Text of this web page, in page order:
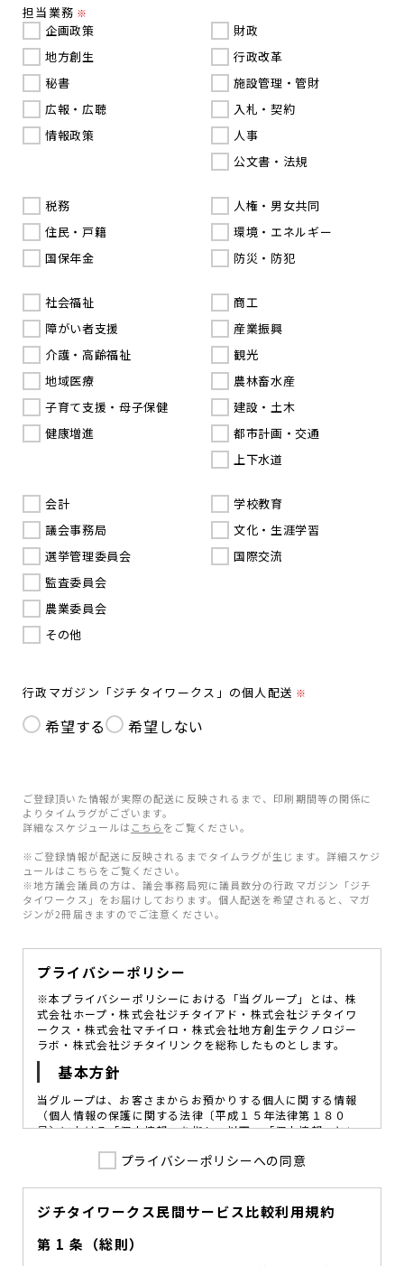
担当業務 ※
企画政策
地方創生
秘書
広報・広聴
情報政策
財政
行政改革
施設管理・管財
入札・契約
人事
公文書・法規
税務
住民・戸籍
国保年金
人権・男女共同
環境・エネルギー
防災・防犯
社会福祉
障がい者支援
介護・高齢福祉
地域医療
子育て支援・母子保健
健康増進
商工
産業振興
観光
農林畜水産
建設・土木
都市計画・交通
上下水道
会計
議会事務局
選挙管理委員会
監査委員会
農業委員会
その他
学校教育
文化・生涯学習
国際交流
行政マガジン「ジチタイワークス」の個人配送 ※
希望する 希望しない
ご登録頂いた情報が実際の配送に反映されるまで、印刷期間等の関係に
よりタイムラグがございます。
詳細なスケジュールは こちら をご覧ください。
※ご登録情報が配送に反映されるまでタイムラグが生じます。詳細スケジ
ュールはこちらをご覧ください。
※地方議会議員の方は、議会事務局宛に議員数分の行政マガジン「ジチ
タイワークス」をお届けしております。個人配送を希望されると、マガ
ジンが2冊届きますのでご注意ください。
プライバシーポリシー
※本プライバシーポリシーにおける「当グループ」とは、株
式会社ホープ・株式会社ジチタイアド・株式会社ジチタイワ
ークス・株式会社マチイロ・株式会社地方創生テクノロジー
ラボ・株式会社ジチタイリンクを総称したものとします。
基本方針
当グループは、お客さまからお預かりする個人に関する情報
（個人情報の保護に関する法律〔平成１５年法律第１８０
号〕における「個人情報」を指し、以下、「個人情報」とい
図ることが、重要な社会的責務であると考えております。
を定め、役員及び従業員に個人情報保護の重要性の認識と取
組みを徹底させることによって、個人情報の適切な取り扱い
に努めてまいります。
プライバシーポリシーへの同意
ジチタイワークス民間サービス比較利用規約
第 1 条（総則）